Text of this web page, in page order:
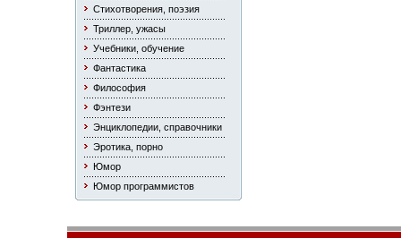
Стихотворения, поэзия
Триллер, ужасы
Учебники, обучение
Фантастика
Философия
Фэнтези
Энциклопедии, справочники
Эротика, порно
Юмор
Юмор программистов